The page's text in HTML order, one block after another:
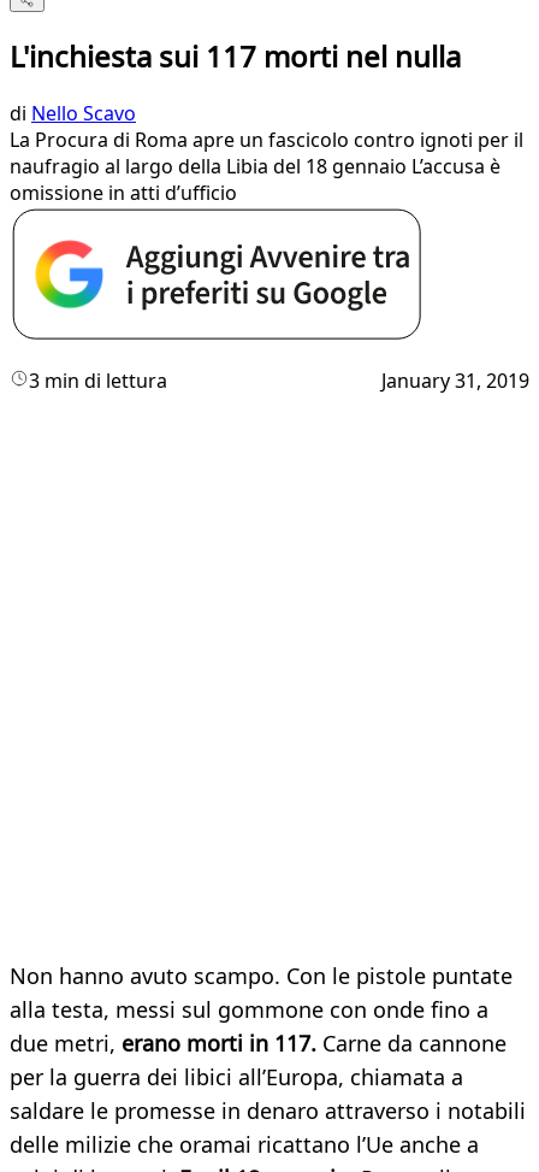
L'inchiesta sui 117 morti nel nulla
di Nello Scavo
La Procura di Roma apre un fascicolo contro ignoti per il
naufragio al largo della Libia del 18 gennaio L’accusa è
omissione in atti d’ufficio
3 min di lettura January 31, 2019
Non hanno avuto scampo. Con le pistole puntate
alla testa, messi sul gommone con onde fino a
due metri, erano morti in 117. Carne da cannone
per la guerra dei libici all’Europa, chiamata a
saldare le promesse in denaro attraverso i notabili
delle milizie che oramai ricattano l’Ue anche a